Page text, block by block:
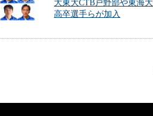
大東大CTB戸野部や東海
高卒選手らが加入